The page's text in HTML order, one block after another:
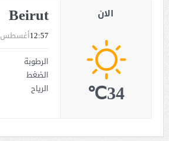
Beirut
أغسطس0912:57
الرطوبة
الضغط
الرياح
الان
34℃